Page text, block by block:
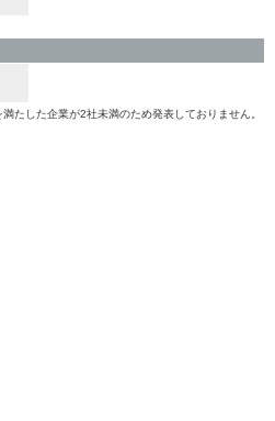
たした企業が2社未満のため発表しておりません。